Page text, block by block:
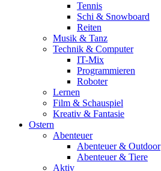
Tennis
Schi & Snowboard
Reiten
Musik & Tanz
Technik & Computer
IT-Mix
Programmieren
Roboter
Lernen
Film & Schauspiel
Kreativ & Fantasie
Ostern
Abenteuer
Abenteuer & Outdoor
Abenteuer & Tiere
Aktiv